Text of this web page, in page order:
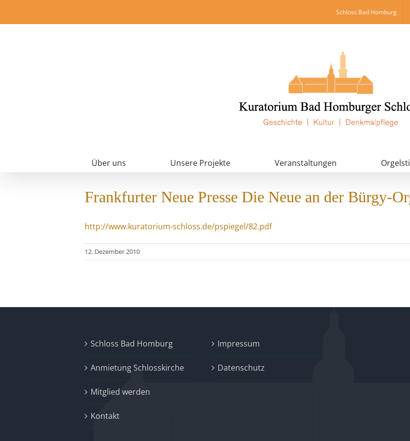
Schloss Bad Homburg
Über uns Unsere Projekte Veranstaltungen
Frankfurter Neue Presse Die Neue an der Bürgy-
http://www.kuratorium-schloss.de/pspiegel/82.pdf
12. Dezember 2010
Schloss Bad Homburg
Anmietung Schlosskirche
Mitglied werden
Kontakt
Impressum
Datenschutz